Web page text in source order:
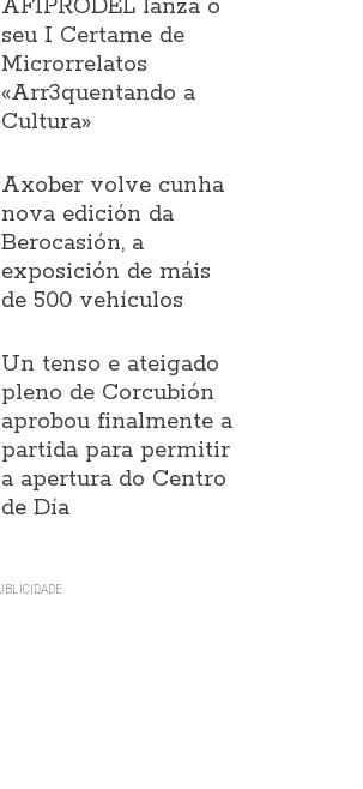
AFIPRODEL lanza o
seu I Certame de
Microrrelatos
«Arr3quentando a
Cultura»
Axober volve cunha
nova edición da
Berocasión, a
exposición de máis
de 500 vehículos
Un tenso e ateigado
pleno de Corcubión
aprobou finalmente a
partida para permitir
a apertura do Centro
de Día